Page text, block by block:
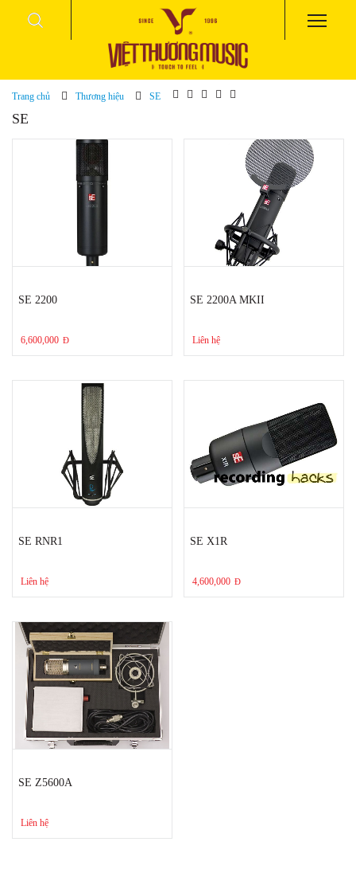
Trang chủ Thương hiệu SE
SE
SE 2200
6,600,000 Đ
SE 2200A MKII
Liên hệ
SE RNR1
Liên hệ
SE X1R
4,600,000 Đ
SE Z5600A
Liên hệ